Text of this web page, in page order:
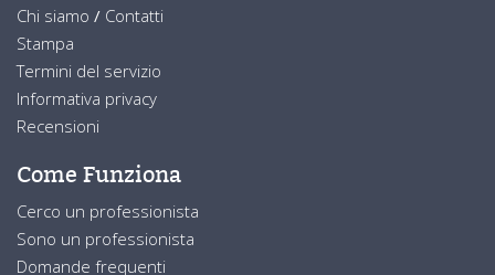
Chi siamo / Contatti
Stampa
Termini del servizio
Informativa privacy
Recensioni
Come Funziona
Cerco un professionista
Sono un professionista
Domande frequenti